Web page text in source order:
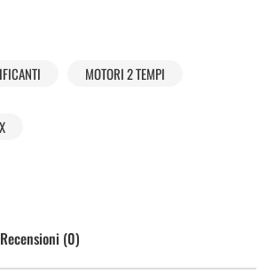
MOTORI 2 TEMPI
Recensioni (0)